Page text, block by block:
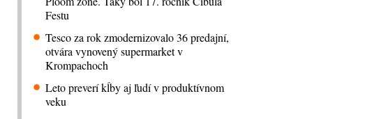
Festu
Tesco za rok zmodernizovalo 36 predajní,
otvára vynovený supermarket v
Krompachoch
Leto preverí kĺby aj ľudí v produktívnom
veku